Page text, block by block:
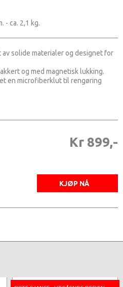
- ca. 2,1 kg.
solide materialer og designet for
og med magnetisk lukking.
en microfiberklut til rengøring
Kr 899,-